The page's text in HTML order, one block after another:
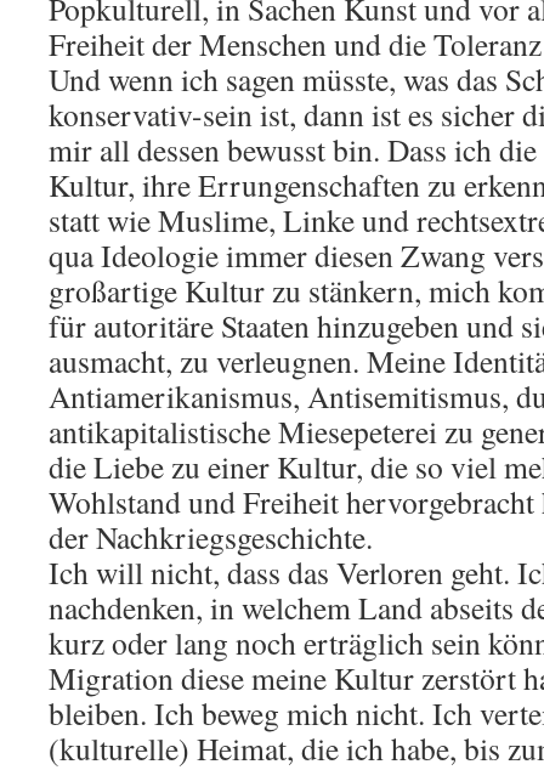
Popkulturell, in Sachen Kunst und vor
Freiheit der Menschen und die
Und wenn ich sagen müsste, was das
konservativ-sein ist, dann ist es sicher
mir all dessen bewusst bin. Dass ich
Kultur, ihre Errungenschaften zu
statt wie Muslime, Linke und
qua Ideologie immer diesen Zwang
großartige Kultur zu stänkern, mich
für autoritäre Staaten hinzugeben und
ausmacht, zu verleugnen. Meine
Antiamerikanismus, Antisemitismus,
antikapitalistische Miesepeterei zu
die Liebe zu einer Kultur, die so viel
Wohlstand und Freiheit hervorgebracht
der Nachkriegsgeschichte.
Ich will nicht, dass das Verloren geht.
nachdenken, in welchem Land abseits
kurz oder lang noch erträglich sein
Migration diese meine Kultur zerstört
bleiben. Ich beweg mich nicht. Ich
(kulturelle) Heimat, die ich habe, bis